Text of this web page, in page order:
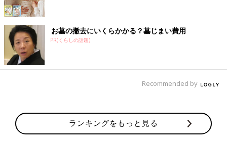
体重の方も順調すぎるくらいどんどんと増えていっているのです
が、まだまだ抱っこは大好きなので、私も息子に比例して筋力を
つけなければと、戦々恐々の日々です…。
夫婦のじかん大貫さんの「ママ芸人日記」 今までのお話はこち
ら
息子のお陰で判明した衝撃の事実…【夫
「夫婦のじかん」の大貫さん。イラストレータ
ー兼漫画家としても活躍中です。よしもと芸
人・イラスト業・ママと毎日大忙しの大貫さん
お墓の撤去にいくらかかる？墓じまい費用
PR(くらしの話題)
Recommended by
ランキングをもっと見る